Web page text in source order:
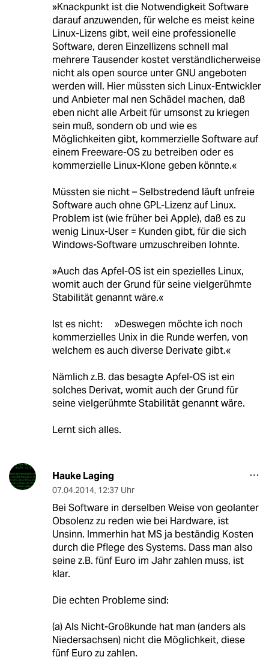
»Knackpunkt ist die Notwendigkeit Software
darauf anzuwenden, für welche es meist keine
Linux-Lizens gibt, weil eine professionelle
Software, deren Einzellizens schnell mal
mehrere Tausender kostet verständlicherweise
nicht als open source unter GNU angeboten
werden will. Hier müssten sich Linux-Entwickler
und Anbieter mal nen Schädel machen, daß
eben nicht alle Arbeit für umsonst zu kriegen
sein muß, sondern ob und wie es
Möglichkeiten gibt, kommerzielle Software auf
einem Freeware-OS zu betreiben oder es
kommerzielle Linux-Klone geben könnte.«
Müssten sie nicht – Selbstredend läuft unfreie
Software auch ohne GPL-Lizenz auf Linux.
Problem ist (wie früher bei Apple), daß es zu
wenig Linux-User = Kunden gibt, für die sich
Windows-Software umzuschreiben lohnte.
»Auch das Apfel-OS ist ein spezielles Linux,
womit auch der Grund für seine vielgerühmte
Stabilität genannt wäre.«
Ist es nicht: »Deswegen möchte ich noch
kommerzielles Unix in die Runde werfen, von
welchem es auch diverse Derivate gibt.«
Nämlich z.B. das besagte Apfel-OS ist ein
solches Derivat, womit auch der Grund für
seine vielgerühmte Stabilität genannt wäre.
Lernt sich alles.
Hauke Laging
07.04.2014, 12:37 Uhr
Bei Software in derselben Weise von geolanter
Obsolenz zu reden wie bei Hardware, ist
Unsinn. Immerhin hat MS ja beständig Kosten
durch die Pflege des Systems. Dass man also
seine z.B. fünf Euro im Jahr zahlen muss, ist
klar.
Die echten Probleme sind:
(a) Als Nicht-Großkunde hat man (anders als
Niedersachsen) nicht die Möglichkeit, diese
fünf Euro zu zahlen.